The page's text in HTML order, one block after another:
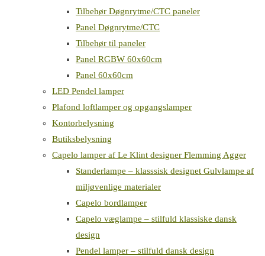
Tilbehør Døgnrytme/CTC paneler
Panel Døgnrytme/CTC
Tilbehør til paneler
Panel RGBW 60x60cm
Panel 60x60cm
LED Pendel lamper
Plafond loftlamper og opgangslamper
Kontorbelysning
Butiksbelysning
Capelo lamper af Le Klint designer Flemming Agger
Standerlampe – klasssisk designet Gulvlampe af
miljøvenlige materialer
Capelo bordlamper
Capelo væglampe – stilfuld klassiske dansk
design
Pendel lamper – stilfuld dansk design